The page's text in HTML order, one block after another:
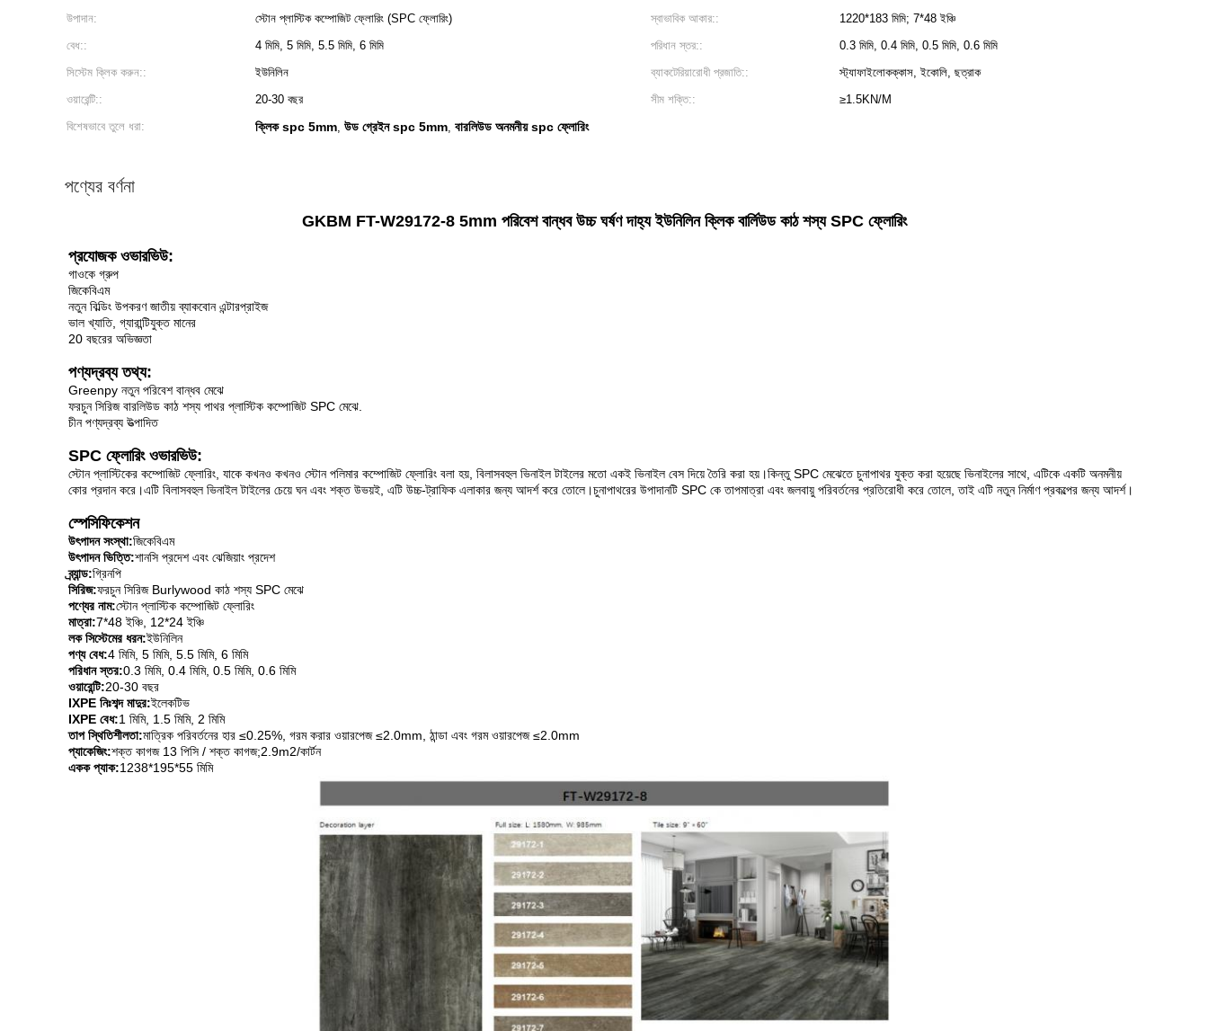
উপাদান:
স্টোন প্লাস্টিক কম্পোজিট ফ্লোরিং (SPC ফ্লোরিং) স্বাভাবিক আকার::
1220*183 মিমি; 7*48 ইঞ্চি
বেধ::
4 মিমি, 5 মিমি, 5.5 মিমি, 6 মিমি পরিধান স্তর::
0.3 মিমি, 0.4 মিমি, 0.5 মিমি, 0.6 মিমি
সিস্টেম ক্লিক করুন::
ইউনিলিন ব্যাকটেরিয়ারোধী প্রজাতি::
স্ট্যাফাইলোকক্কাস, ইকোলি, ছত্রাক
ওয়ারেন্টি::
20-30 বছর সীম শক্তি::
≥1.5KN/M
বিশেষভাবে তুলে ধরা:
ক্লিক spc 5mm, উড গ্রেইন spc 5mm, বারলিউড অনমনীয় spc ফ্লোরিং
পণ্যের বর্ণনা
GKBM FT-W29172-8 5mm পরিবেশ বান্ধব উচ্চ ঘর্ষণ দাহ্য ইউনিলিন ক্লিক বার্লিউড কাঠ শস্য SPC ফ্লোরিং
প্রযোজক ওভারভিউ:
গাওকে গ্রুপ
জিকেবিএম
নতুন বিল্ডিং উপকরণ জাতীয় ব্যাকবোন এন্টারপ্রাইজ
ভাল খ্যাতি, গ্যারান্টিযুক্ত মানের
20 বছরের অভিজ্ঞতা
পণ্যদ্রব্য তথ্য:
Greenpy নতুন পরিবেশ বান্ধব মেঝে
ফরচুন সিরিজ বারলিউড কাঠ শস্য পাথর প্লাস্টিক কম্পোজিট SPC মেঝে.
চীন পণ্যদ্রব্য উত্পাদিত
SPC ফ্লোরিং ওভারভিউ:
স্টোন প্লাস্টিকের কম্পোজিট ফ্লোরিং, যাকে কখনও কখনও স্টোন পলিমার কম্পোজিট ফ্লোরিং বলা হয়, বিলাসবহুল ভিনাইল টাইলের মতো একই ভিনাইল বেস দিয়ে তৈরি করা হয়।কিন্তু SPC মেঝেতে চুনাপাথর যুক্ত করা হয়েছে ভিনাইলের সাথে, এটিকে একটি অনমনীয়
কোর প্রদান করে।এটি বিলাসবহুল ভিনাইল টাইলের চেয়ে ঘন এবং শক্ত উভয়ই, এটি উচ্চ-ট্রাফিক এলাকার জন্য আদর্শ করে তোলে।চুনাপাথরের উপাদানটি SPC কে তাপমাত্রা এবং জলবায়ু পরিবর্তনের প্রতিরোধী করে তোলে, তাই এটি নতুন নির্মাণ প্রকল্পের জন্য আদর্শ।
স্পেসিফিকেশন
উৎপাদন সংস্থা:জিকেবিএম
উৎপাদন ভিত্তি:শানসি প্রদেশ এবং ঝেজিয়াং প্রদেশ
ব্র্যান্ড:গ্রিনপি
সিরিজ:ফরচুন সিরিজ Burlywood কাঠ শস্য SPC মেঝে
পণ্যের নাম:স্টোন প্লাস্টিক কম্পোজিট ফ্লোরিং
মাত্রা:7*48 ইঞ্চি, 12*24 ইঞ্চি
লক সিস্টেমের ধরন:ইউনিলিন
পণ্য বেধ:4 মিমি, 5 মিমি, 5.5 মিমি, 6 মিমি
পরিধান স্তর:0.3 মিমি, 0.4 মিমি, 0.5 মিমি, 0.6 মিমি
ওয়ারেন্টি:20-30 বছর
IXPE নিঃশব্দ মাদুর:ইলেকটিভ
IXPE বেধ:1 মিমি, 1.5 মিমি, 2 মিমি
তাপ স্থিতিশীলতা:মাত্রিক পরিবর্তনের হার ≤0.25%, গরম করার ওয়ারপেজ ≤2.0mm, ঠান্ডা এবং গরম ওয়ারপেজ ≤2.0mm
প্যাকেজিং:শক্ত কাগজ 13 পিসি / শক্ত কাগজ;2.9m2/কার্টন
একক প্যাক:1238*195*55 মিমি